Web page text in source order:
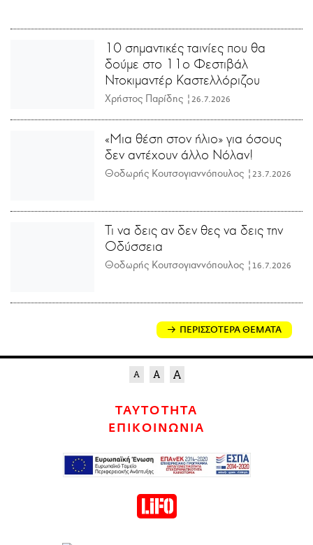
10 σημαντικές ταινίες που θα
δούμε στο 11ο Φεστιβάλ
Ντοκιμαντέρ Καστελλόριζου
Χρήστος Παρίδης | 26.7.2026
«Μια θέση στον ήλιο» για όσους
δεν αντέχουν άλλο Νόλαν!
Θοδωρής Κουτσογιαννόπουλος | 23.7.2026
Τι να δεις αν δεν θες να δεις την
Οδύσσεια
Θοδωρής Κουτσογιαννόπουλος | 16.7.2026
ΠΕΡΙΣΣΟΤΕΡΑ ΘΕΜΑΤΑ
ΤΑΥΤΟΤΗΤΑ
ΕΠΙΚΟΙΝΩΝΙΑ